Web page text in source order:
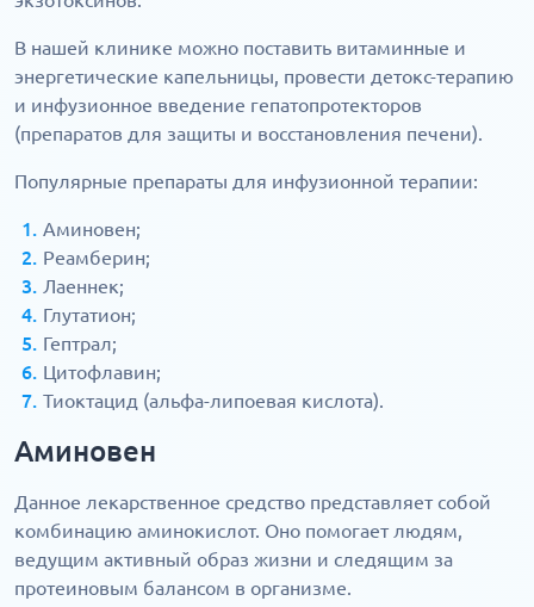
В нашей клинике можно поставить витаминные и
энергетические капельницы, провести детокс-терапию
и инфузионное введение гепатопротекторов
(препаратов для защиты и восстановления печени).
Популярные препараты для инфузионной терапии:
Аминовен;
Реамберин;
Лаеннек;
Глутатион;
Гептрал;
Цитофлавин;
Тиоктацид (альфа-липоевая кислота).
Аминовен
Данное лекарственное средство представляет собой
комбинацию аминокислот. Оно помогает людям,
ведущим активный образ жизни и следящим за
протеиновым балансом в организме.